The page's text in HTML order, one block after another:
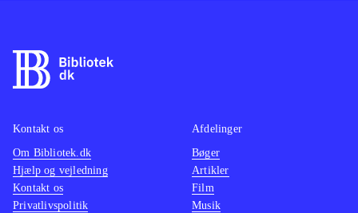
Kontakt os
Om Bibliotek.dk
Hjælp og vejledning
Kontakt os
Privatlivspolitik
Afdelinger
Bøger
Artikler
Film
Musik